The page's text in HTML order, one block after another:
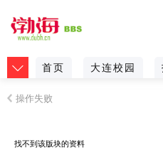
首页 大连校园
操作失败
找不到该版块的资料